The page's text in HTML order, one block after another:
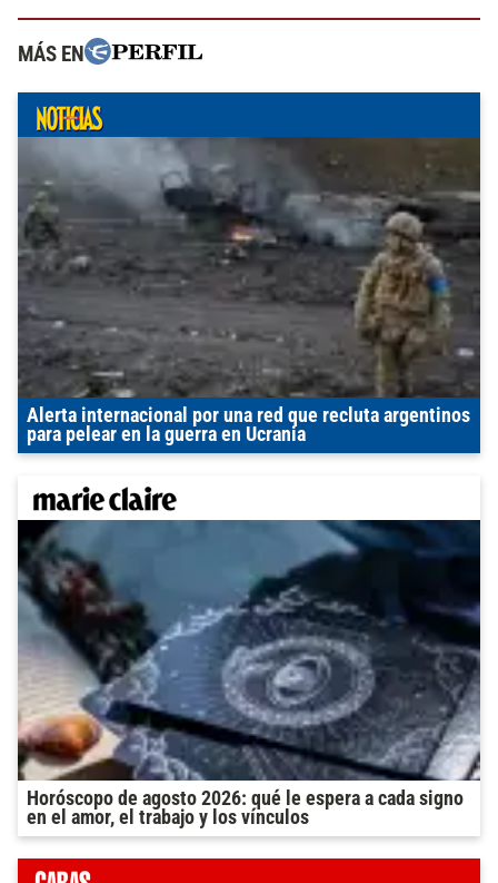
MÁS EN
Alerta internacional por una red que recluta argentinos
para pelear en la guerra en Ucrania
Horóscopo de agosto 2026: qué le espera a cada signo
en el amor, el trabajo y los vínculos